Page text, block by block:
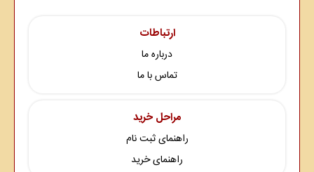
ارتباطات
درباره ما
تماس با ما
مراحل خرید
راهنمای ثبت نام
راهنمای خرید